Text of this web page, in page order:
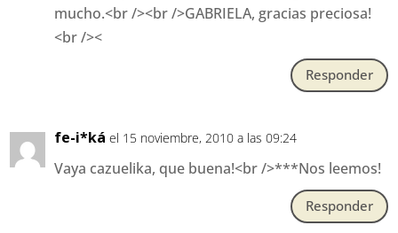
mucho.<br /><br />GABRIELA, gracias preciosa!
<br /><
Responder
fe-i*ká el 15 noviembre, 2010 a las 09:24
Vaya cazuelika, que buena!<br />***Nos leemos!
Responder